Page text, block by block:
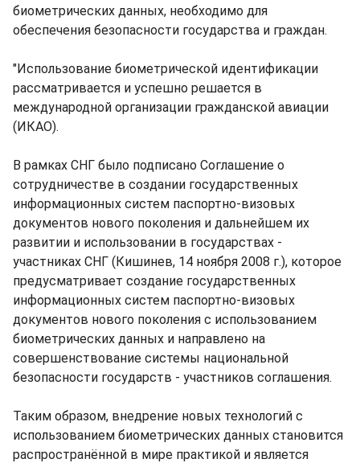
биометрических данных, необходимо для
обеспечения безопасности государства и граждан.
"Использование биометрической идентификации
рассматривается и успешно решается в
международной организации гражданской авиации
(ИКАО).
В рамках СНГ было подписано Соглашение о
сотрудничестве в создании государственных
информационных систем паспортно-визовых
документов нового поколения и дальнейшем их
развитии и использовании в государствах -
участниках СНГ (Кишинев, 14 ноября 2008 г.), которое
предусматривает создание государственных
информационных систем паспортно-визовых
документов нового поколения с использованием
биометрических данных и направлено на
совершенствование системы национальной
безопасности государств - участников соглашения.
Таким образом, внедрение новых технологий с
использованием биометрических данных становится
распространённой в мире практикой и является